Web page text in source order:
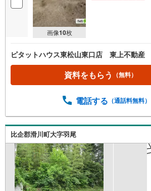
画像10枚
ピタットハウス東松山東口店 東上不動産
資料をもらう （無料）
電話する （通話料無料）
比企郡滑川町大字羽尾